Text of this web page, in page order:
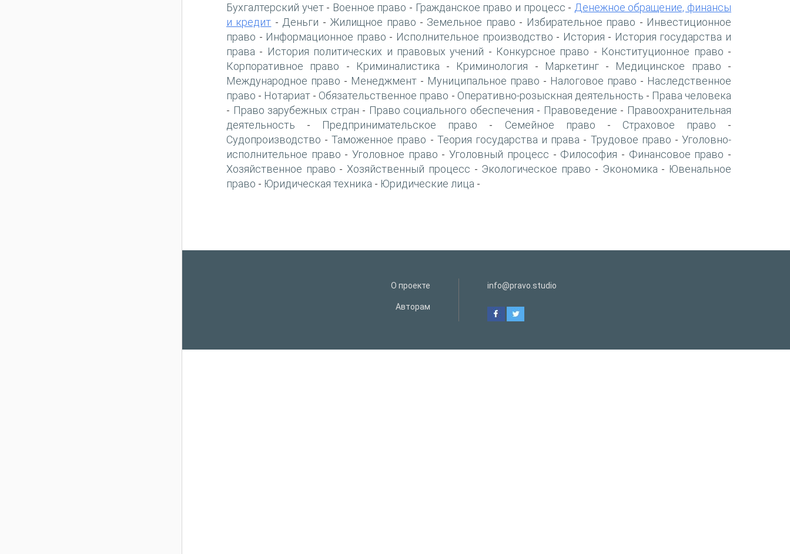
Бухгалтерский учет- Военное право - Гражданское право и процесс - Денежное обращение, финансы
и кредит - Деньги - Жилищное право - Земельное право - Избирательное право - Инвестиционное
право - Информационное право - Исполнительное производство - История - История государства и
права - История политических и правовых учений - Конкурсное право - Конституционное право -
Корпоративное право - Криминалистика - Криминология - Маркетинг- Медицинское право -
Международное право - Менеджмент - Муниципальное право - Налоговое право - Наследственное
право - Нотариат - Обязательственное право - Оперативно-розыскная деятельность - Права человека
- Право зарубежных стран - Право социального обеспечения - Правоведение - Правоохранительная
деятельность - Предпринимательское право - Семейное право - Страховое право -
Судопроизводство -Таможенное право - Теория государства и права - Трудовое право -Уголовно-
исполнительное право -Уголовное право -Уголовный процесс - Философия - Финансовое право -
Хозяйственное право - Хозяйственный процесс - Экологическое право - Экономика - Ювенальное
право - Юридическая техника - Юридические лица -
О проекте
Авторам
info@pravo.studio